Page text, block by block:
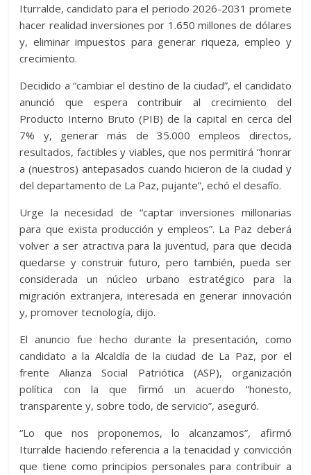
Iturralde, candidato para el periodo 2026-2031 promete
hacer realidad inversiones por 1.650 millones de dólares
y, eliminar impuestos para generar riqueza, empleo y
crecimiento.
Decidido a “cambiar el destino de la ciudad”, el candidato
anunció que espera contribuir al crecimiento del
Producto Interno Bruto (PIB) de la capital en cerca del
7% y, generar más de 35.000 empleos directos,
resultados, factibles y viables, que nos permitirá “honrar
a (nuestros) antepasados cuando hicieron de la ciudad y
del departamento de La Paz, pujante”, echó el desafío.
Urge la necesidad de “captar inversiones millonarias
para que exista producción y empleos”. La Paz deberá
volver a ser atractiva para la juventud, para que decida
quedarse y construir futuro, pero también, pueda ser
considerada un núcleo urbano estratégico para la
migración extranjera, interesada en generar innovación
y, promover tecnología, dijo.
El anuncio fue hecho durante la presentación, como
candidato a la Alcaldía de la ciudad de La Paz, por el
frente Alianza Social Patriótica (ASP), organización
política con la que firmó un acuerdo “honesto,
transparente y, sobre todo, de servicio”, aseguró.
“Lo que nos proponemos, lo alcanzamos”, afirmó
Iturralde haciendo referencia a la tenacidad y convicción
que tiene como principios personales para contribuir a